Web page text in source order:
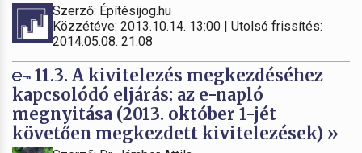
Szerző: Építésijog.hu
Közzétéve: 2013.10.14. 13:00 | Utolsó frissítés:
2014.05.08. 21:08
11.3. A kivitelezés megkezdéséhez
kapcsolódó eljárás: az e-napló
megnyitása (2013. október 1-jét
követően megkezdett kivitelezések) »